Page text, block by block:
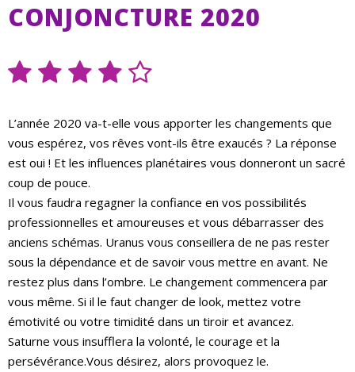
CONJONCTURE 2020
L’année 2020 va-t-elle vous apporter les changements que
vous espérez, vos rêves vont-ils être exaucés ? La réponse
est oui ! Et les influences planétaires vous donneront un sacré
coup de pouce.
Il vous faudra regagner la confiance en vos possibilités
professionnelles et amoureuses et vous débarrasser des
anciens schémas. Uranus vous conseillera de ne pas rester
sous la dépendance et de savoir vous mettre en avant. Ne
restez plus dans l’ombre. Le changement commencera par
vous même. Si il le faut changer de look, mettez votre
émotivité ou votre timidité dans un tiroir et avancez.
Saturne vous insufflera la volonté, le courage et la
persévérance.Vous désirez, alors provoquez le.